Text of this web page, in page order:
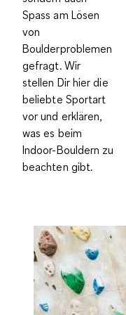
Spass am Lösen
von
Boulderproblemen
gefragt. Wir
stellen Dir hier die
beliebte Sportart
vor und erklären,
was es beim
Indoor-Bouldern zu
beachten gibt.